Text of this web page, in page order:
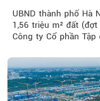
UBND thành phố Hà
1,56 triệu m² đất
Công ty Cổ phần